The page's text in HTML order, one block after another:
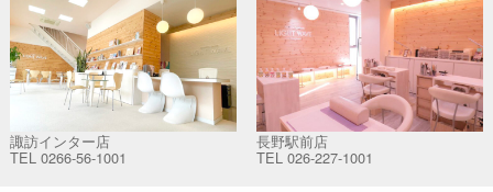
諏訪インター店
TEL 0266-56-1001
長野駅前店
TEL 026-227-1001